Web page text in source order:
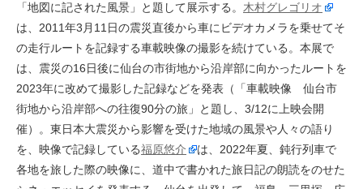
「地図に記された風景」と題して展示する。 木村グレゴリオ
は、2011年3月11日の震災直後から車にビデオカメラを乗せてそ
の走行ルートを記録する車載映像の撮影を続けている。本展で
は、震災の16日後に仙台の市街地から沿岸部に向かったルートを
2023年に改めて撮影した記録などを発表（「車載映像 仙台市
街地から沿岸部への往復90分の旅」と題し、3/12に上映会開
催）。東日本大震災から影響を受けた地域の風景や人々の語り
を、映像で記録している福原悠介
は、2022年夏、鈍行列車で
各地を旅した際の映像に、道中で書かれた旅日記の朗読をのせた